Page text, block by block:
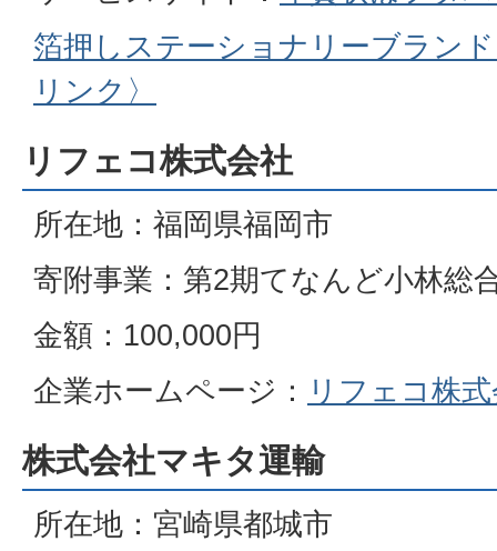
箔押しステーショナリーブラン
リンク〉
リフェコ株式会社
所在地：福岡県福岡市
寄附事業：第2期てなんど小林総
金額：100,000円
企業ホームページ： リフェコ株
株式会社マキタ運輸
所在地：宮崎県都城市